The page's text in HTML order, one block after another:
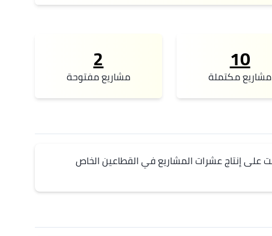
10
مشاريع مكتملة
2
مشاريع مفتوحة
خبير في تجربة المستخدم لتطبيقات الجوال والمواقع الإلكترونية والبرامج. أشرفت على إنتاج عشرات المشاريع في القطاعين الخاص